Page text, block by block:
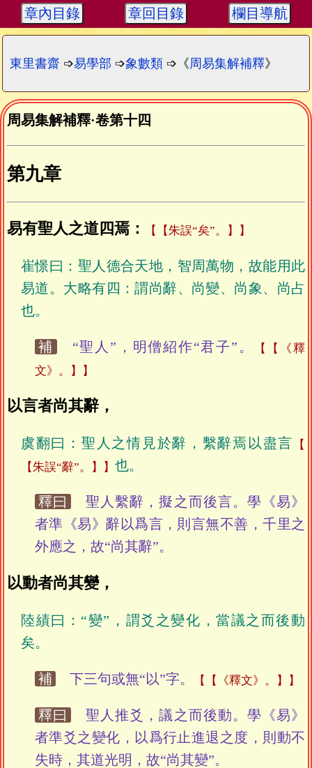
章內目錄 章回目錄 欄目導航
東里書齋 ➩易學部 ➩象數類 ➩《周易集解補釋》
周易集解補釋·卷第十四
第九章
易有聖人之道四焉： 【朱誤“矣”。】
崔憬曰：聖人德合天地，智周萬物，故能用此
易道。大略有四：謂尚辭、尚變、尚象、尚占
也。
補 “聖人”，明僧紹作“君子”。
【《釋
文》。】
以言者尚其辭，
虞翻曰：聖人之情見於辭，繫辭焉以盡言
【朱誤“辭”。】 也。
釋曰
聖人繫辭，擬之而後言。學《易》
者準《易》辭以爲言，則言無不善，千里之
外應之，故“尚其辭”。
以動者尚其變，
陸績曰：“變”，謂爻之變化，當議之而後動
矣。
補 下三句或無“以”字。 【《釋文》。】
釋曰
聖人推爻，議之而後動。學《易》
者準爻之變化，以爲行止進退之度，則動不
失時，其道光明，故“尚其變”。